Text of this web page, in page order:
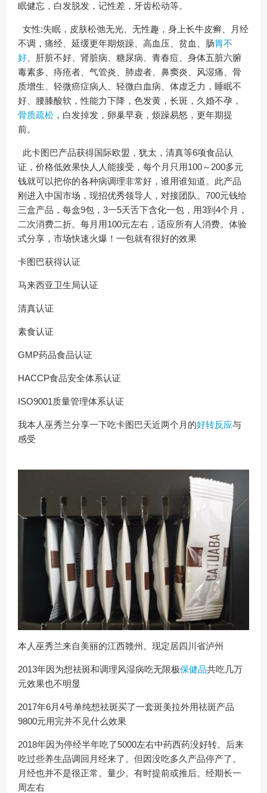
眠健忘，白发脱发，记性差，牙齿松动等。
女性:失眠，皮肤松弛无光、无性趣，身上长牛皮癣、月经
不调，痛经、延缓更年期烦躁、高血压、贫血、肠胃不
好、肝脏不好、肾脏病、糖尿病、青春痘、身体五脏六腑
毒素多、痔疮者、气管炎、肺虚者、鼻窦炎、风湿痛、骨
质增生、轻微癌症病人、轻微白血病、体虚乏力，睡眠不
好、腰膝酸软，性能力下降，色发黄，长斑，久婚不孕，
骨质疏松，白发掉发，卵巢早衰，烦躁易怒，更年期提
前。
此卡图巴产品获得国际欧盟，犹太，清真等6项食品认
证，价格低效果快人人能接受，每个月只用100～200多元
钱就可以把你的各种病调理非常好，谁用谁知道。此产品
刚进入中国市场，现招优秀领导人，对接团队。700元钱给
三盒产品，每盒9包，3一5天舌下含化一包，用3到4个月，
二次消费二折。每月用100元左右，适应所有人消费。体验
式分享，市场快速火爆！一包就有很好的效果
卡图巴获得认证
马来西亚卫生局认证
清真认证
素食认证
GMP药品食品认证
HACCP食品安全体系认证
ISO9001质量管理体系认证
我本人巫秀兰分享一下吃卡图巴天近两个月的好转反应与
感受
本人巫秀兰来自美丽的江西赣州。现定居四川省泸州
2013年因为想祛斑和调理风湿病吃无限极保健品共吃几万
元效果也不明显
2017年6月4号单纯想祛斑买了一套斑美拉外用祛斑产品
9800元用完并不见什么效果
2018年因为停经半年吃了5000左右中药西药没好转。后来
吃过些养生品调回月经来了。但因没吃多久产品停产了。
月经也并不是很正常。量少。有时提前或推后。经期长一
周左右